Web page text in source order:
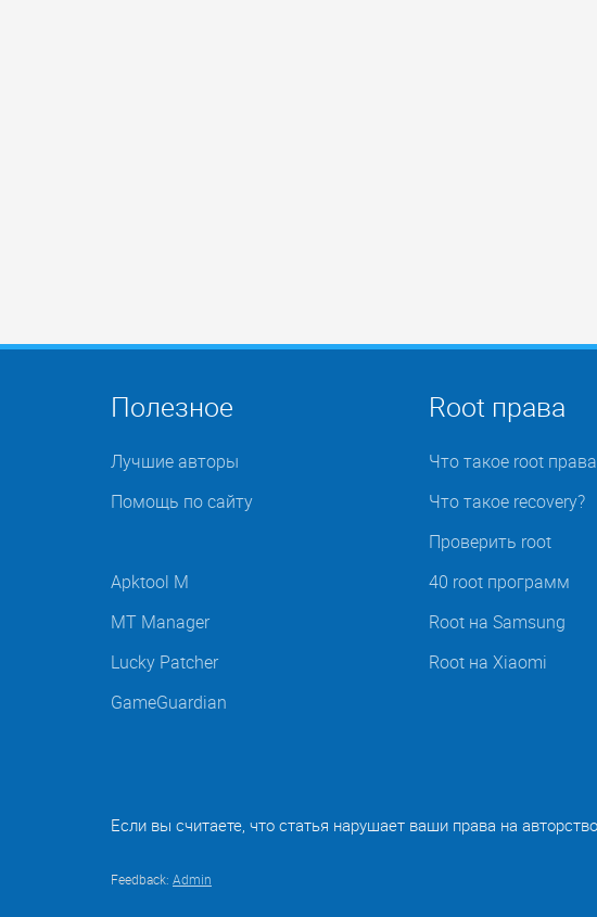
Полезное
Лучшие авторы
Помощь по сайту
Apktool M
MT Manager
Lucky Patcher
GameGuardian
Root права
Что такое root
Что такое recovery?
Проверить root
40 root программ
Root на Samsung
Root на Xiaomi
Если вы считаете, что статья нарушает ваши права на
Feedback: Admin